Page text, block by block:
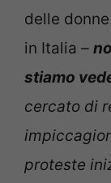
delle
in Italia –
stiamo
cercato di
proteste